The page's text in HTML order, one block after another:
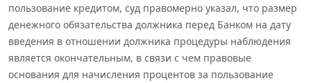
пользование кредитом, суд правомерно указал, что размер
денежного обязательства должника перед Банком на дату
введения в отношении должника процедуры наблюдения
является окончательным, в связи с чем правовые
основания для начисления процентов за пользование